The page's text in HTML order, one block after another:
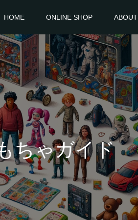
HOME ONLINE SHOP ABOUT
ちゃガイド